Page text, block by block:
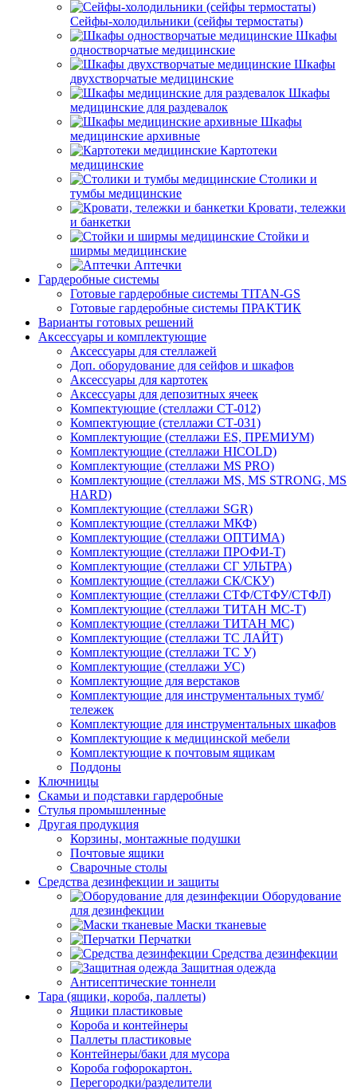
Сейфы-холодильники (сейфы термостаты)
Шкафы
одностворчатые медицинские
Шкафы
двухстворчатые медицинские
Шкафы
медицинские для раздевалок
Шкафы
медицинские архивные
Картотеки
медицинские
Столики и
тумбы медицинские
Кровати, тележки
и банкетки
Стойки и
ширмы медицинские
Аптечки
Гардеробные системы
Готовые гардеробные системы TITAN-GS
Готовые гардеробные системы ПРАКТИК
Варианты готовых решений
Аксессуары и комплектующие
Аксессуары для стеллажей
Доп. оборудование для сейфов и шкафов
Аксессуары для картотек
Аксессуары для депозитных ячеек
Компектующие (стеллажи СТ-012)
Компектующие (стеллажи СТ-031)
Комплектующие (стеллажи ES, ПРЕМИУМ)
Комплектующие (стеллажи HICOLD)
Комплектующие (стеллажи MS PRO)
Комплектующие (стеллажи MS, MS STRONG, MS
HARD)
Комплектующие (стеллажи SGR)
Комплектующие (стеллажи МКФ)
Комплектующие (стеллажи ОПТИМА)
Комплектующие (стеллажи ПРОФИ-Т)
Комплектующие (стеллажи СГ УЛЬТРА)
Комплектующие (стеллажи СК/СКУ)
Комплектующие (стеллажи СТФ/СТФУ/СТФЛ)
Комплектующие (стеллажи ТИТАН МС-Т)
Комплектующие (стеллажи ТИТАН МС)
Комплектующие (стеллажи ТС ЛАЙТ)
Комплектующие (стеллажи ТС У)
Комплектующие (стеллажи УС)
Комплектующие для верстаков
Комплектующие для инструментальных тумб/
тележек
Комплектующие для инструментальных шкафов
Комплектующие к медицинской мебели
Комплектующие к почтовым ящикам
Поддоны
Ключницы
Скамьи и подставки гардеробные
Стулья промышленные
Другая продукция
Корзины, монтажные подушки
Почтовые ящики
Сварочные столы
Средства дезинфекции и защиты
Оборудование
для дезинфекции
Маски тканевые
Перчатки
Средства дезинфекции
Защитная одежда
Антисептические тоннели
Тара (ящики, короба, паллеты)
Ящики пластиковые
Короба и контейнеры
Паллеты пластиковые
Контейнеры/баки для мусора
Короба гофорокартон.
Перегородки/разделители